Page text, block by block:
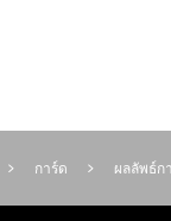
การ์ด ผลลัพธ์ก